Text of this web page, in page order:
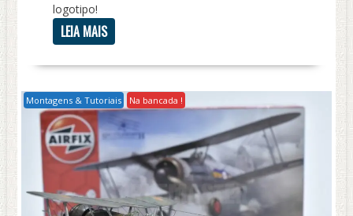
logotipo!
LEIA MAIS
Montagens & Tutoriais Na bancada !